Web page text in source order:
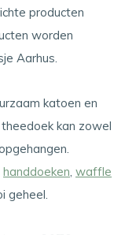
producten
worden
Aarhus.
katoen en
kan zowel
handdoeken, waffle
geheel.